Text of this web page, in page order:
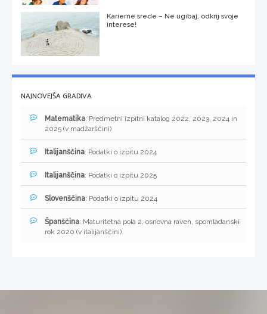
Karierne srede – Ne ugibaj, odkrij svoje
interese!
NAJNOVEJŠA GRADIVA
Matematika: Predmetni izpitni katalog 2022, 2023, 2024 in
2025 (v madžarščini)
Italijanščina: Podatki o izpitu 2024
Italijanščina: Podatki o izpitu 2025
Slovenščina: Podatki o izpitu 2024
Španščina: Maturitetna pola 2, osnovna raven, spomladanski
rok 2020 (v italijanščini)